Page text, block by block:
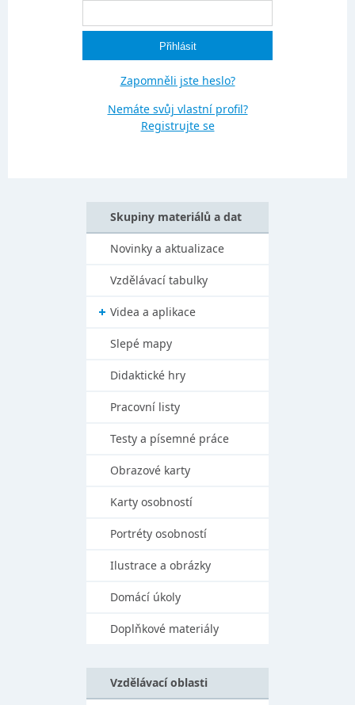
Zapomněli jste heslo?
Nemáte svůj vlastní profil?
Registrujte se
Skupiny materiálů a dat
Novinky a aktualizace
Vzdělávací tabulky
Videa a aplikace
Slepé mapy
Didaktické hry
Pracovní listy
Testy a písemné práce
Obrazové karty
Karty osobností
Portréty osobností
Ilustrace a obrázky
Domácí úkoly
Doplňkové materiály
Vzdělávací oblasti